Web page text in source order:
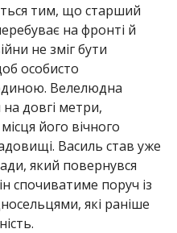
тим, що старший
на фронті й
не зміг бути
особисто
Велелюдна
довгі метри,
його вічного
Василь став уже
який повернувся
спочиватиме поруч із
які раніше